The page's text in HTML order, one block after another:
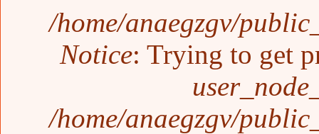
/home/anaegzgv/
Notice: Trying to get
/home/anaegzgv/